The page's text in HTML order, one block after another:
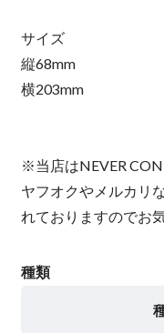
サイズ
縦68mm
横203mm
※当店はNEVER
ヤフオクやメルカリ
れておりますのでお
種類